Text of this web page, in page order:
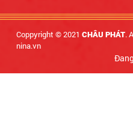
Coppyright © 2021 CHÂU PHÁT.
nina.vn